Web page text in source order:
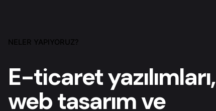
NELER YAPIYORUZ?
E-ticaret yazılımları,
web tasarım ve